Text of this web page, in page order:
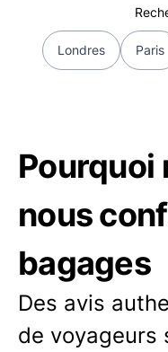
Londres Paris
Pourquoi
nous
bagages
Des avis
de voyageurs